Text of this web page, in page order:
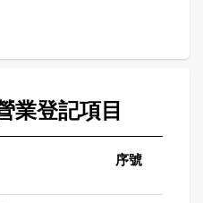
業登記項目
序號